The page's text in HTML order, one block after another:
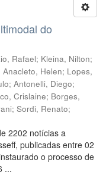
do
Rafael; Kleina, Nilton;
Anacleto, Helen; Lopes,
; Antonelli, Diego;
Crislaine; Borges,
; Sordi, Renato;
2202 notícias a
publicadas entre 02
o processo de
...